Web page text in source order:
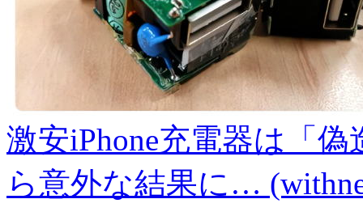
激安iPhone充電器は「
ら意外な結果に…